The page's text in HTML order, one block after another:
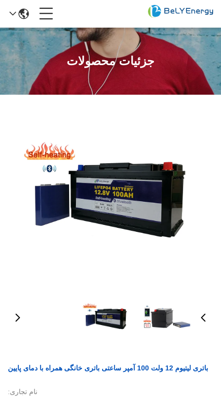
جزئیات محصولات
باتری لیتیوم 12 ولت 100 آمپر ساعتی باتری خانگی همراه با دمای پایین
نام تجاری: